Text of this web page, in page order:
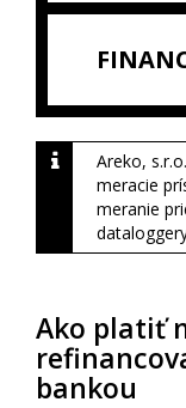
Areko,
meracie
meranie
Ako platiť
bankou